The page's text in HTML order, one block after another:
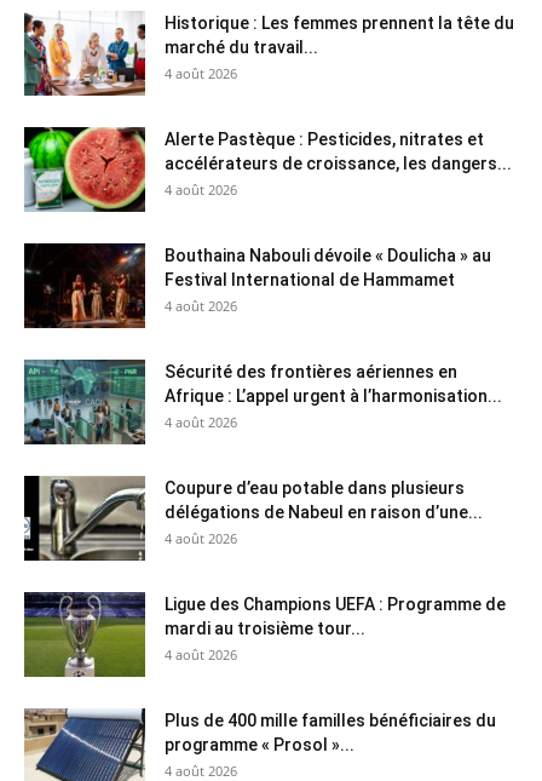
Historique : Les femmes prennent la tête du
marché du travail...
4 août 2026
Alerte Pastèque : Pesticides, nitrates et
accélérateurs de croissance, les dangers...
4 août 2026
Bouthaina Nabouli dévoile « Doulicha » au
Festival International de Hammamet
4 août 2026
Sécurité des frontières aériennes en
Afrique : L’appel urgent à l’harmonisation...
4 août 2026
Coupure d’eau potable dans plusieurs
délégations de Nabeul en raison d’une...
4 août 2026
Ligue des Champions UEFA : Programme de
mardi au troisième tour...
4 août 2026
Plus de 400 mille familles bénéficiaires du
programme « Prosol »...
4 août 2026